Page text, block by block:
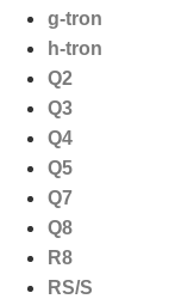
g-tron
h-tron
Q2
Q3
Q4
Q5
Q7
Q8
R8
RS/S